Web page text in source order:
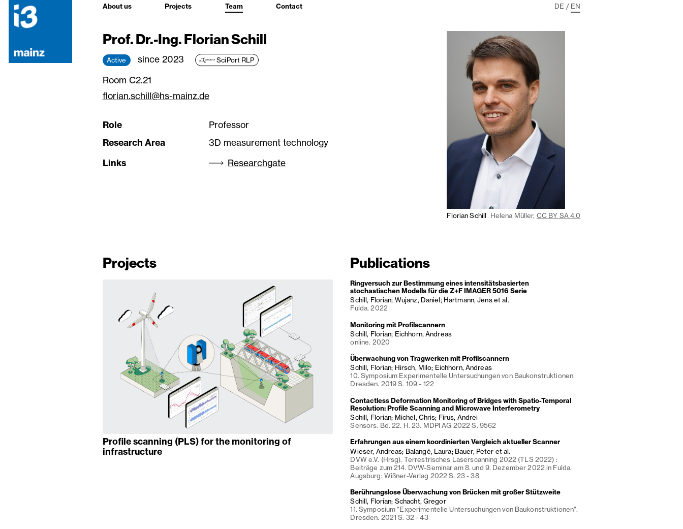
About us Projects Team Contact DE / EN
Prof. Dr.-Ing. Florian Schill
Active since 2023 SciPort RLP
Room C2.21
florian.schill@hs-mainz.de
Role
Professor
Research Area
3D measurement technology
Links
Researchgate
Florian Schill Helena Müller, CC BY SA 4.0
Projects
Profile scanning (PLS) for the monitoring of
infrastructure
Publications
Ringversuch zur Bestimmung eines intensitätsbasierten
stochastischen Modells für die Z+F IMAGER 5016 Serie
Schill, Florian; Wujanz, Daniel; Hartmann, Jens et al.
Fulda. 2022
Monitoring mit Profilscannern
Schill, Florian; Eichhorn, Andreas
online. 2020
Überwachung von Tragwerken mit Profilscannern
Schill, Florian; Hirsch, Milo; Eichhorn, Andreas
10. Symposium Experimentelle Untersuchungen von Baukonstruktionen.
Dresden. 2019 S. 109 - 122
Contactless Deformation Monitoring of Bridges with Spatio-Temporal
Resolution: Profile Scanning and Microwave Interferometry
Schill, Florian; Michel, Chris; Firus, Andrei
Sensors. Bd. 22. H. 23. MDPI AG 2022 S. 9562
Erfahrungen aus einem koordinierten Vergleich aktueller Scanner
Wieser, Andreas; Balangé, Laura; Bauer, Peter et al.
DVW e.V. (Hrsg). Terrestrisches Laserscanning 2022 (TLS 2022) :
Beiträge zum 214. DVW-Seminar am 8. und 9. Dezember 2022 in Fulda.
Augsburg: Wißner-Verlag 2022 S. 23 - 38
Berührungslose Überwachung von Brücken mit großer Stützweite
Schill, Florian; Schacht, Gregor
11. Symposium "Experimentelle Untersuchungen von Baukonstruktionen".
Dresden. 2021 S. 32 - 43